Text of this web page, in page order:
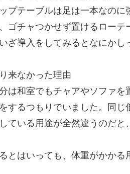
プテーブルは足は一本なのに
ゴチャつかせず置けるローテ
いざ導入をしてみるとなに
来なかった理由
は和室でもチャアやソファ
するつもりでいました。同
ている用途が全然違うのだと
とはいっても、体重がかかる